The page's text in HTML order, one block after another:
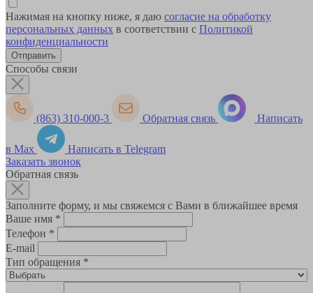
Нажимая на кнопку ниже, я даю согласие на обработку
персональных данных в соответствии с Политикой
конфиденциальности
Способы связи
(863) 310-000-3 Обратная связь Написать
в Max
Написать в Telegram
Заказать звонок
Обратная связь
Заполните форму, и мы свяжемся с Вами в ближайшее время
Ваше имя *
Телефон *
E-mail
Тип обращения *